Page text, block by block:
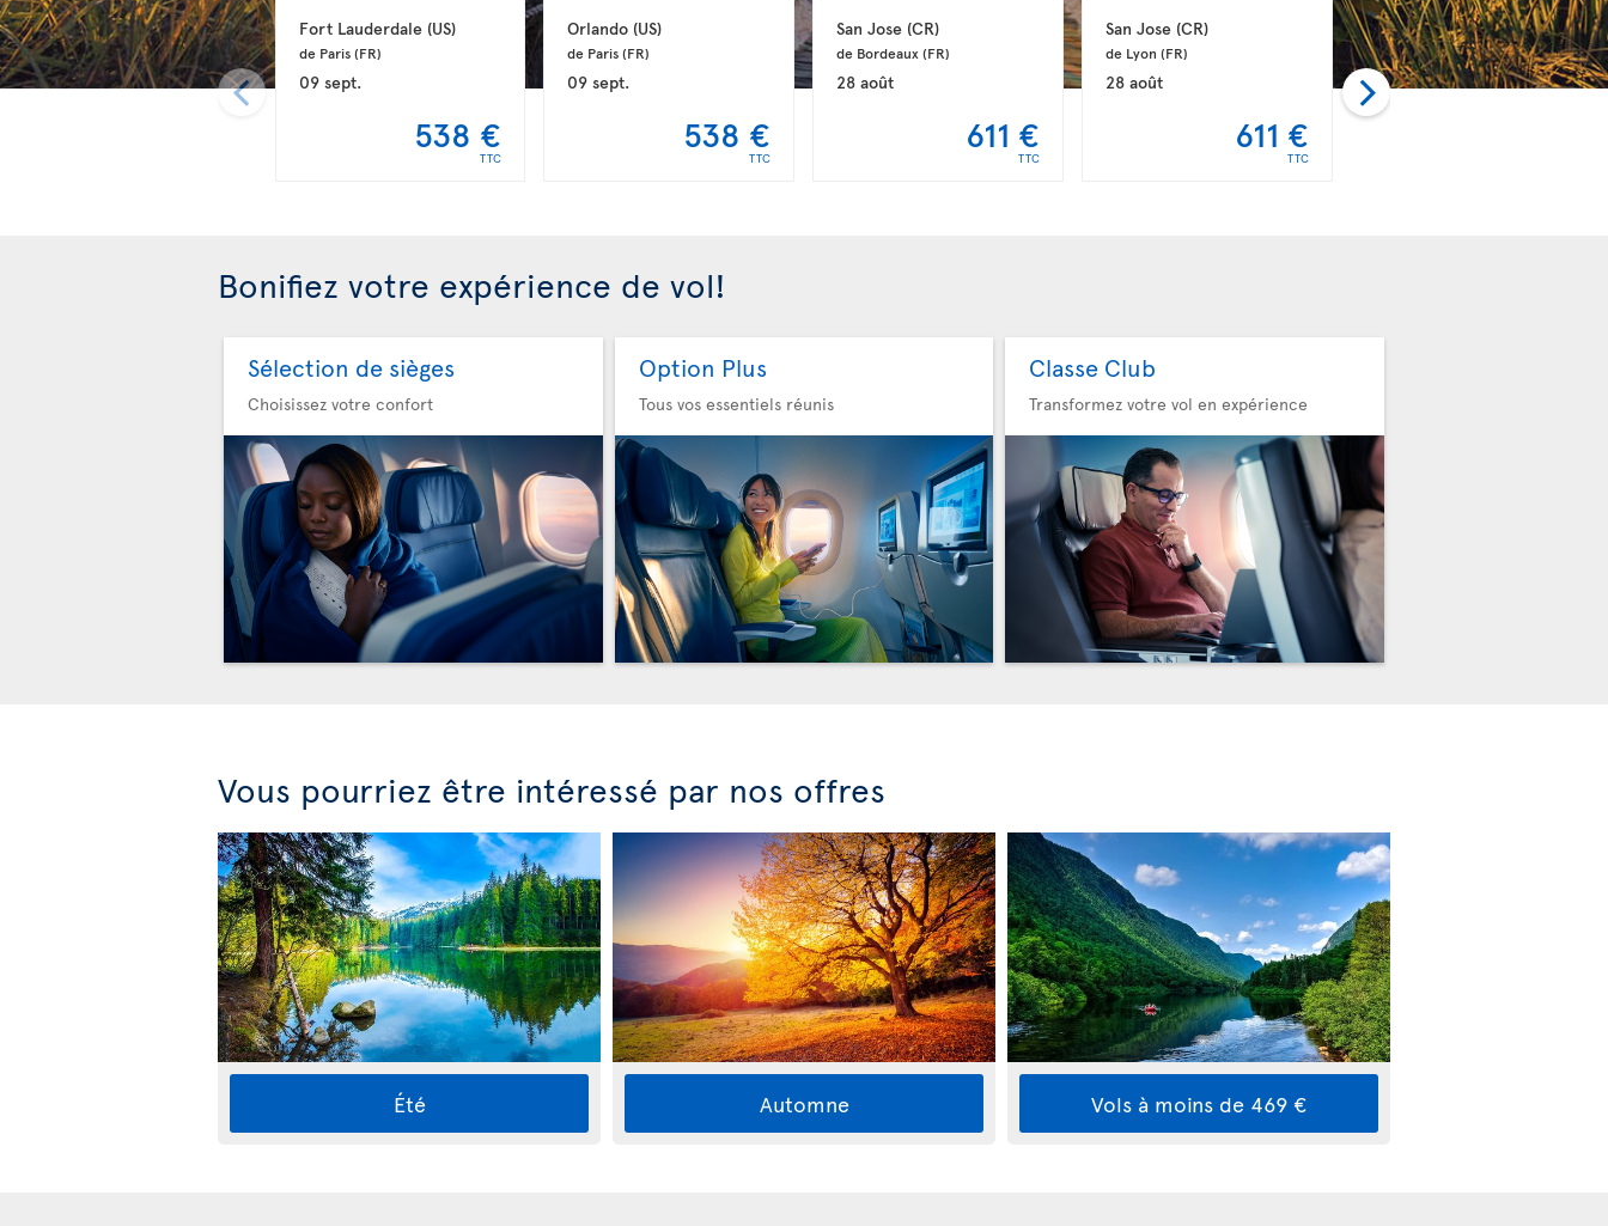
Fort Lauderdale (US)
de Paris (FR)
09 sept.
538 €
TTC
Orlando (US)
de Paris (FR)
09 sept.
538 €
TTC
San Jose (CR)
de Bordeaux (FR)
28 août
611 €
TTC
San Jose (CR)
de Lyon (FR)
28 août
611 €
TTC
San Jose (CR)
de Nantes (FR)
06 nov.
Bonifiez votre expérience de vol!
Sélection de sièges
Choisissez votre confort
Option Plus
Tous vos essentiels réunis
Classe Club
Transformez votre vol en expérience
Vous pourriez être intéressé par nos offres
Été Automne Vols à moins de 469 €